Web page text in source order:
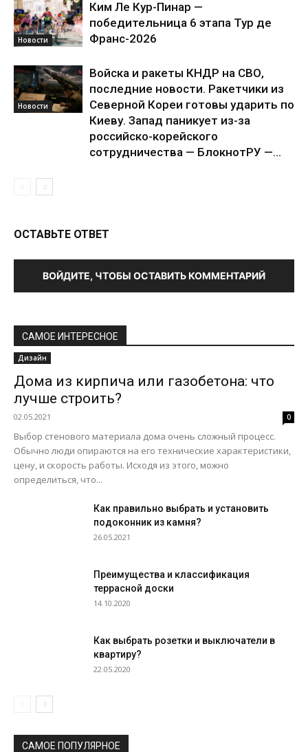
Новости
Ким Ле Кур-Пинар —
победительница 6 этапа Тур де
Франс-2026
Новости
Войска и ракеты КНДР на СВО,
последние новости. Ракетчики из
Северной Кореи готовы ударить по
Киеву. Запад паникует из-за
российско-корейского
сотрудничества — БлокнотРУ —...
ОСТАВЬТЕ ОТВЕТ
ВОЙДИТЕ, ЧТОБЫ ОСТАВИТЬ КОММЕНТАРИЙ
САМОЕ ИНТЕРЕСНОЕ
Дизайн
Дома из кирпича или газобетона: что
лучше строить?
02.05.2021 0
Выбор стенового материала дома очень сложный процесс.
Обычно люди опираются на его технические характеристики,
цену, и скорость работы. Исходя из этого, можно
определиться, что...
Как правильно выбрать и установить
подоконник из камня?
26.05.2021
Преимущества и классификация
террасной доски
14.10.2020
Как выбрать розетки и выключатели в
квартиру?
22.05.2020
САМОЕ ПОПУЛЯРНОЕ